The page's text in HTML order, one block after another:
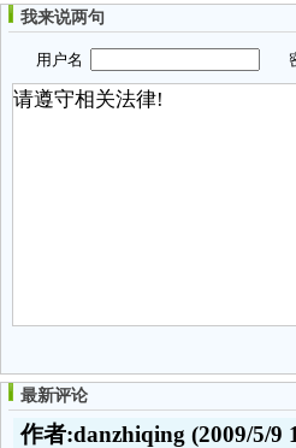
我来说两句
用户名
最新评论
作者:danzhiqing (2009/5/9